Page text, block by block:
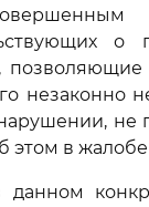
незаконно
не
этом в